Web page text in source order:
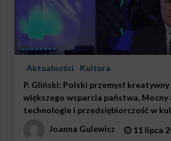
Aktualności
Kultura
P. Gliński: Polski przemysł kreatywny
większego wsparcia państwa. Mocny
technologie i przedsiębiorczość w
Joanna Gulewicz
11 lipca